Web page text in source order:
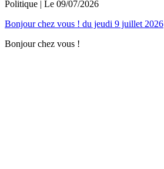
Politique | Le 09/07/2026
Bonjour chez vous ! du jeudi 9 juillet 2026
Bonjour chez vous !